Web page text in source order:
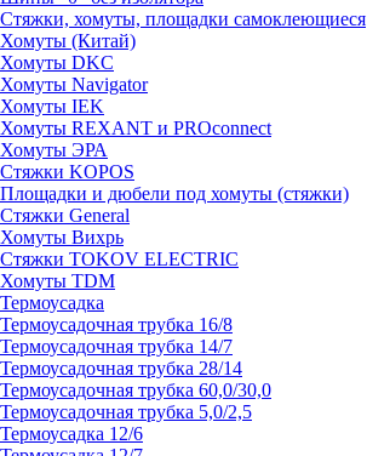
Стяжки, хомуты, площадки самоклеющиеся
Хомуты (Китай)
Хомуты DKC
Хомуты Navigator
Хомуты IEK
Хомуты REXANT и PROconnect
Хомуты ЭРА
Стяжки KOPOS
Площадки и дюбели под хомуты (стяжки)
Стяжки General
Хомуты Вихрь
Стяжки TOKOV ELECTRIC
Хомуты TDM
Термоусадка
Термоусадочная трубка 16/8
Термоусадочная трубка 14/7
Термоусадочная трубка 28/14
Термоусадочная трубка 60,0/30,0
Термоусадочная трубка 5,0/2,5
Термоусадка 12/6